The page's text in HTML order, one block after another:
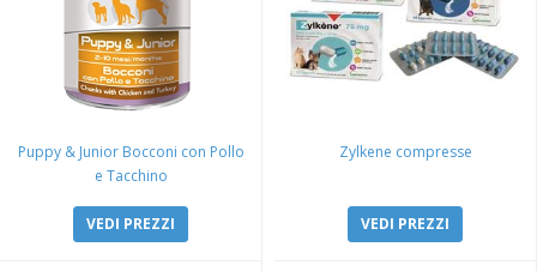
Puppy & Junior Bocconi con Pollo
e Tacchino
VEDI PREZZI
Zylkene compresse
VEDI PREZZI